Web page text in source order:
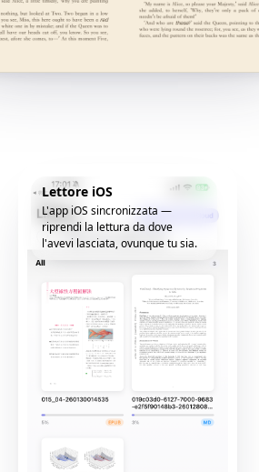
Lettore iOS
L'app iOS sincronizzata —
riprendi la lettura da dove
l'avevi lasciata, ovunque tu sia.